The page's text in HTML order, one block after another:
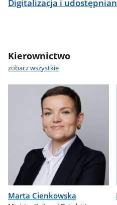
Digitalizacja i
Kierownictwo
zobacz wszystkie
Marta Cienkowska